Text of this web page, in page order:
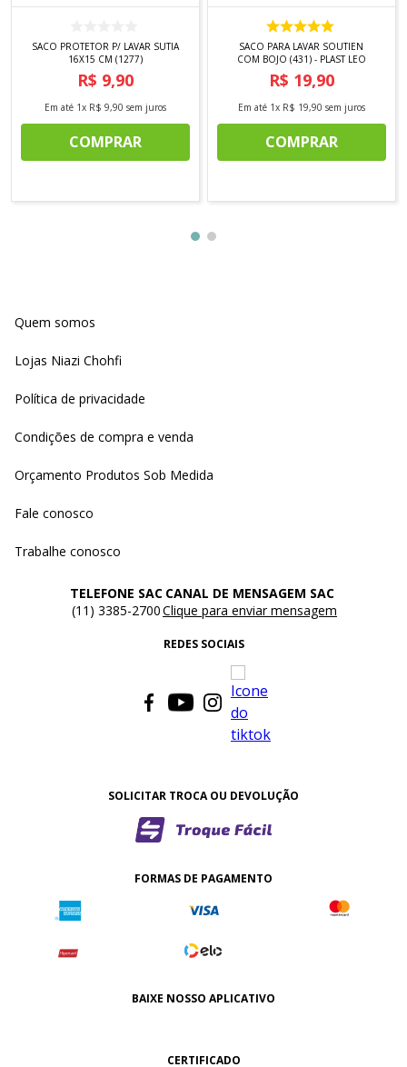
SACO PROTETOR P/ LAVAR SUTIA
16X15 CM (1277)
R$ 9,90
Em até 1x R$ 9,90 sem juros
COMPRAR
SACO PARA LAVAR SOUTIEN
COM BOJO (431) - PLAST LEO
R$ 19,90
Em até 1x R$ 19,90 sem juros
COMPRAR
Quem somos
Lojas Niazi Chohfi
Política de privacidade
Condições de compra e venda
Orçamento Produtos Sob Medida
Fale conosco
Trabalhe conosco
TELEFONE SAC
(11) 3385-2700
CANAL DE MENSAGEM SAC
Clique para enviar mensagem
REDES SOCIAIS
SOLICITAR TROCA OU DEVOLUÇÃO
FORMAS DE PAGAMENTO
BAIXE NOSSO APLICATIVO
CERTIFICADO